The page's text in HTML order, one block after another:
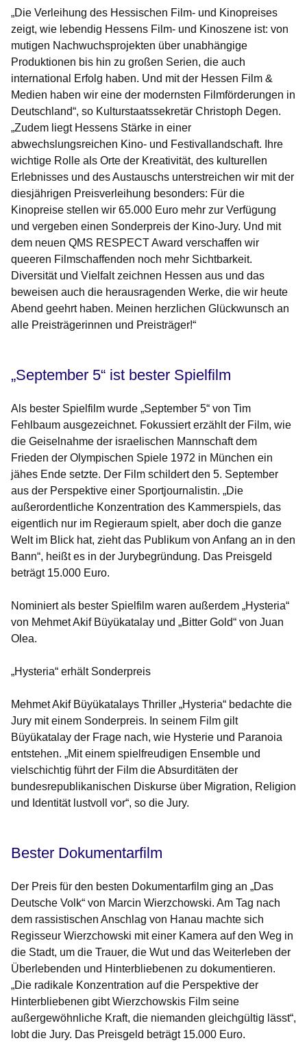
„Die Verleihung des Hessischen Film- und Kinopreises
zeigt, wie lebendig Hessens Film- und Kinoszene ist: von
mutigen Nachwuchsprojekten über unabhängige
Produktionen bis hin zu großen Serien, die auch
international Erfolg haben. Und mit der Hessen Film &
Medien haben wir eine der modernsten Filmförderungen in
Deutschland“, so Kulturstaatssekretär Christoph Degen.
„Zudem liegt Hessens Stärke in einer
abwechslungsreichen Kino- und Festivallandschaft. Ihre
wichtige Rolle als Orte der Kreativität, des kulturellen
Erlebnisses und des Austauschs unterstreichen wir mit der
diesjährigen Preisverleihung besonders: Für die
Kinopreise stellen wir 65.000 Euro mehr zur Verfügung
und vergeben einen Sonderpreis der Kino-Jury. Und mit
dem neuen QMS RESPECT Award verschaffen wir
queeren Filmschaffenden noch mehr Sichtbarkeit.
Diversität und Vielfalt zeichnen Hessen aus und das
beweisen auch die herausragenden Werke, die wir heute
Abend geehrt haben. Meinen herzlichen Glückwunsch an
alle Preisträgerinnen und Preisträger!“
„September 5“ ist bester Spielfilm
Als bester Spielfilm wurde „September 5“ von Tim
Fehlbaum ausgezeichnet. Fokussiert erzählt der Film, wie
die Geiselnahme der israelischen Mannschaft dem
Frieden der Olympischen Spiele 1972 in München ein
jähes Ende setzte. Der Film schildert den 5. September
aus der Perspektive einer Sportjournalistin. „Die
außerordentliche Konzentration des Kammerspiels, das
eigentlich nur im Regieraum spielt, aber doch die ganze
Welt im Blick hat, zieht das Publikum von Anfang an in den
Bann“, heißt es in der Jurybegründung. Das Preisgeld
beträgt 15.000 Euro.
Nominiert als bester Spielfilm waren außerdem „Hysteria“
von Mehmet Akif Büyükatalay und „Bitter Gold“ von Juan
Olea.
„Hysteria“ erhält Sonderpreis
Mehmet Akif Büyükatalays Thriller „Hysteria“ bedachte die
Jury mit einem Sonderpreis. In seinem Film gilt
Büyükatalay der Frage nach, wie Hysterie und Paranoia
entstehen. „Mit einem spielfreudigen Ensemble und
vielschichtig führt der Film die Absurditäten der
bundesrepublikanischen Diskurse über Migration, Religion
und Identität lustvoll vor“, so die Jury.
Bester Dokumentarfilm
Der Preis für den besten Dokumentarfilm ging an „Das
Deutsche Volk“ von Marcin Wierzchowski. Am Tag nach
dem rassistischen Anschlag von Hanau machte sich
Regisseur Wierzchowski mit einer Kamera auf den Weg in
die Stadt, um die Trauer, die Wut und das Weiterleben der
Überlebenden und Hinterbliebenen zu dokumentieren.
„Die radikale Konzentration auf die Perspektive der
Hinterbliebenen gibt Wierzchowskis Film seine
außergewöhnliche Kraft, die niemanden gleichgültig lässt“,
lobt die Jury. Das Preisgeld beträgt 15.000 Euro.